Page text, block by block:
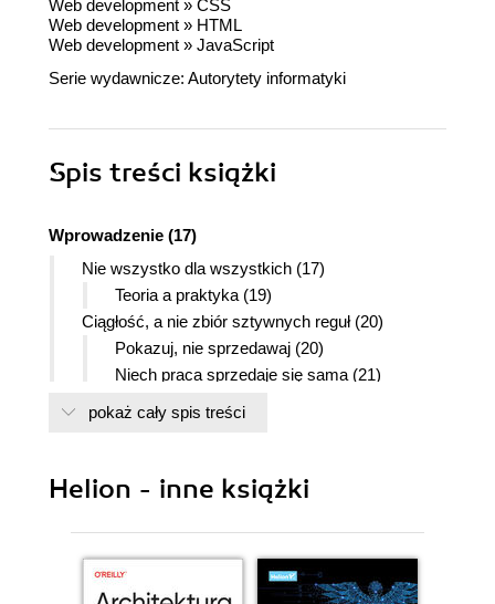
Web development » CSS
Web development » HTML
Web development » JavaScript
Serie wydawnicze: Autorytety informatyki
Spis treści książki
Wprowadzenie (17)
Nie wszystko dla wszystkich (17)
Teoria a praktyka (19)
Ciągłość, a nie zbiór sztywnych reguł (20)
Pokazuj, nie sprzedawaj (20)
Niech praca sprzedaje się sama (21)
Sprzedaż wewnątrz firmy (22)
Zapach zmian (23)
Zanim zaczniesz (27)
Nakręcanie kosztów, zmniejszanie zwrotów (28)
Przerwanie cyklu starzenia się (30)
Czym jest zgodność w przód? (31)
pokaż cały spis treści
Helion - inne książki